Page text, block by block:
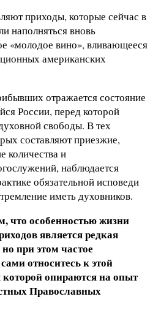
приходы, которые сейчас в
наполняться вновь
«молодое вино», вливающееся
американских
отражается состояние
России, перед которой
свободы. В тех
составляют приезжие,
количества и
наблюдается
обязательной исповеди
иметь духовников.
что особенностью жизни
является редкая
при этом частое
относитесь к этой
опираются на опыт
Православных